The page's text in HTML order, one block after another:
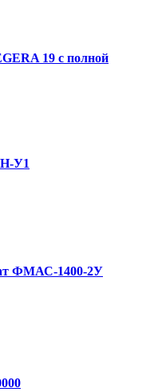
19 с полной
У1
ФМАС-1400-2У